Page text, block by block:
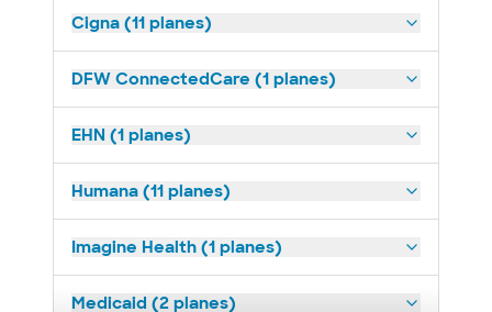
Cigna (11 planes)
DFW ConnectedCare (1 planes)
EHN (1 planes)
Humana (11 planes)
Imagine Health (1 planes)
Medicaid (2 planes)